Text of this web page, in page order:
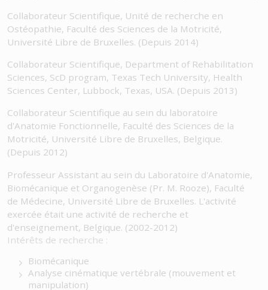
Collaborateur Scientifique, Unité de recherche en
Ostéopathie, Faculté des Sciences de la Motricité,
Université Libre de Bruxelles. (Depuis 2014)
Collaborateur Scientifique, Department of Rehabilitation
Sciences, ScD program, Texas Tech University, Health
Sciences Center, Lubbock, Texas, USA. (Depuis 2013)
Collaborateur Scientifique au sein du laboratoire
d'Anatomie Fonctionnelle, Faculté des Sciences de la
Motricité, Université Libre de Bruxelles, Belgique.
(Depuis 2012)
Professeur Assistant au sein du Laboratoire d'Anatomie,
Biomécanique et Organogenèse (Pr. M. Rooze), Faculté
de Médecine, Université Libre de Bruxelles. L'activité
exercée était une activité de recherche et
d'enseignement, Belgique. (2002-2012)
Intérêts de recherche :
Biomécanique
Analyse cinématique vertébrale (mouvement et
manipulation)